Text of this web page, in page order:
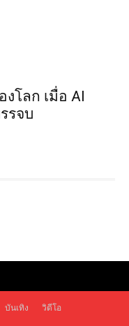
โลก เมื่อ AI
รจบ
บันเทิง วิดีโอ